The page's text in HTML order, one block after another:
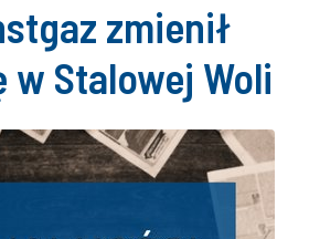
zmienił
w Stalowej Woli